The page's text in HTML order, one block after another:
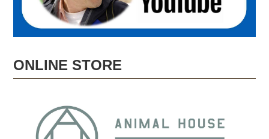
ONLINE STORE